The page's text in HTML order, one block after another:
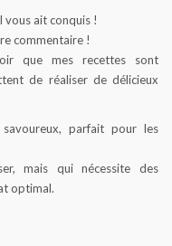
vous ait conquis !
commentaire !
que mes recettes sont
de réaliser de délicieux
parfait pour les
mais qui nécessite des
optimal.